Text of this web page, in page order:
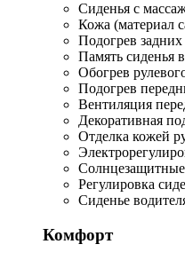
Сиденья с
Кожа (материал
Подогрев
Память сиденья
Обогрев
Подогрев
Вентиляция
Декоративная
Отделка кожей
Регулировка
Сиденье
Комфорт